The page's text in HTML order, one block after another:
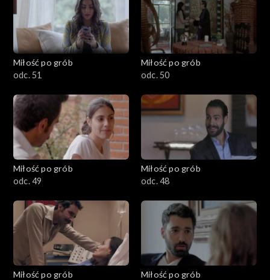
Miłość po grób
odc. 51
Miłość po grób
odc. 50
Miłość po grób
odc. 49
Miłość po grób
odc. 48
Miłość po grób
Miłość po grób